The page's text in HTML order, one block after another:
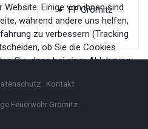
FF Grömitz
Kontakt
Feuerwehr Grömitz
Einige von ihnen sind
während andere uns helfen,
zu verbessern (Tracking
ob Sie die Cookies
Sie, dass bei einer Ablehnung